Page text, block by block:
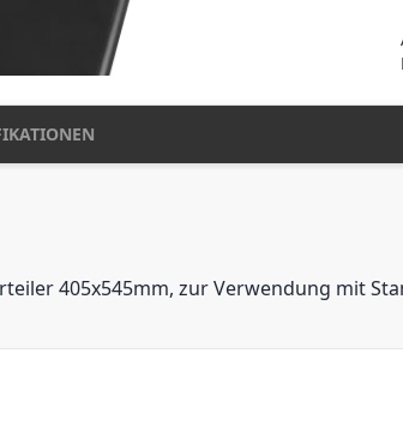
405x545mm, zur Verwendung mit